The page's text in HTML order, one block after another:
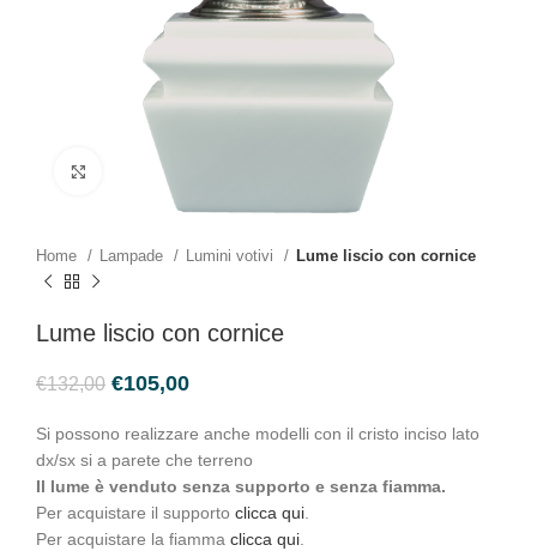
Click to enlarge
Home Lampade Lumini votivi Lume liscio con cornice
Lume liscio con cornice
€132,00 €105,00
Si possono realizzare anche modelli con il cristo inciso lato
dx/sx si a parete che terreno
Il lume è venduto senza supporto e senza fiamma.
Per acquistare il supporto clicca qui
Per acquistare la fiamma clicca qui